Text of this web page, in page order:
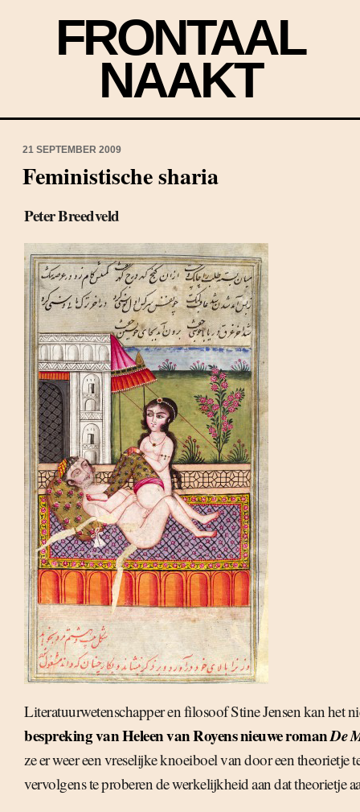
FRONTAAL
NAAKT
21 SEPTEMBER 2009
Feministische sharia
Peter Breedveld
Literatuurwetenschapper en filosoof Stine Jensen kan het
bespreking van Heleen van Royens nieuwe romanDe
ze er weer een vreselijke knoeiboel van door een theorietje
vervolgens te proberen de werkelijkheid aan dat theorietje